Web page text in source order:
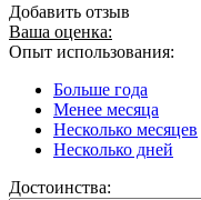
Добавить отзыв
Ваша оценка:
Опыт использования:
Больше года
Менее месяца
Несколько месяцев
Несколько дней
Достоинства: